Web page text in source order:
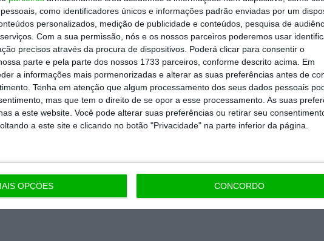
como identificadores únicos e informações padrão enviadas por um
personalizados, medição de publicidade e conteúdos, pesquisa de
Com a sua permissão, nós e os nossos parceiros poderemos usar
precisos através da procura de dispositivos. Poderá clicar para consentir o
parte e pela parte dos nossos 1733 parceiros, conforme descrito acima. Em
a informações mais pormenorizadas e alterar as suas preferências antes de
Tenha em atenção que algum processamento dos seus dados pessoais
mas que tem o direito de se opor a esse processamento. As suas
a este website. Você pode alterar suas preferências ou retirar seu
a este site e clicando no botão "Privacidade" na parte inferior da página.
OPÇÕES CONCORDO
Conselho da União Europeia.
Lehman Brothers
dos mercados financeiros: esta sexta-feira,
a falência do Lehman Brothers. A maior
a crise financeira que estalou um
ao de cima as fragilidades do sistema
ativos tóxicos.